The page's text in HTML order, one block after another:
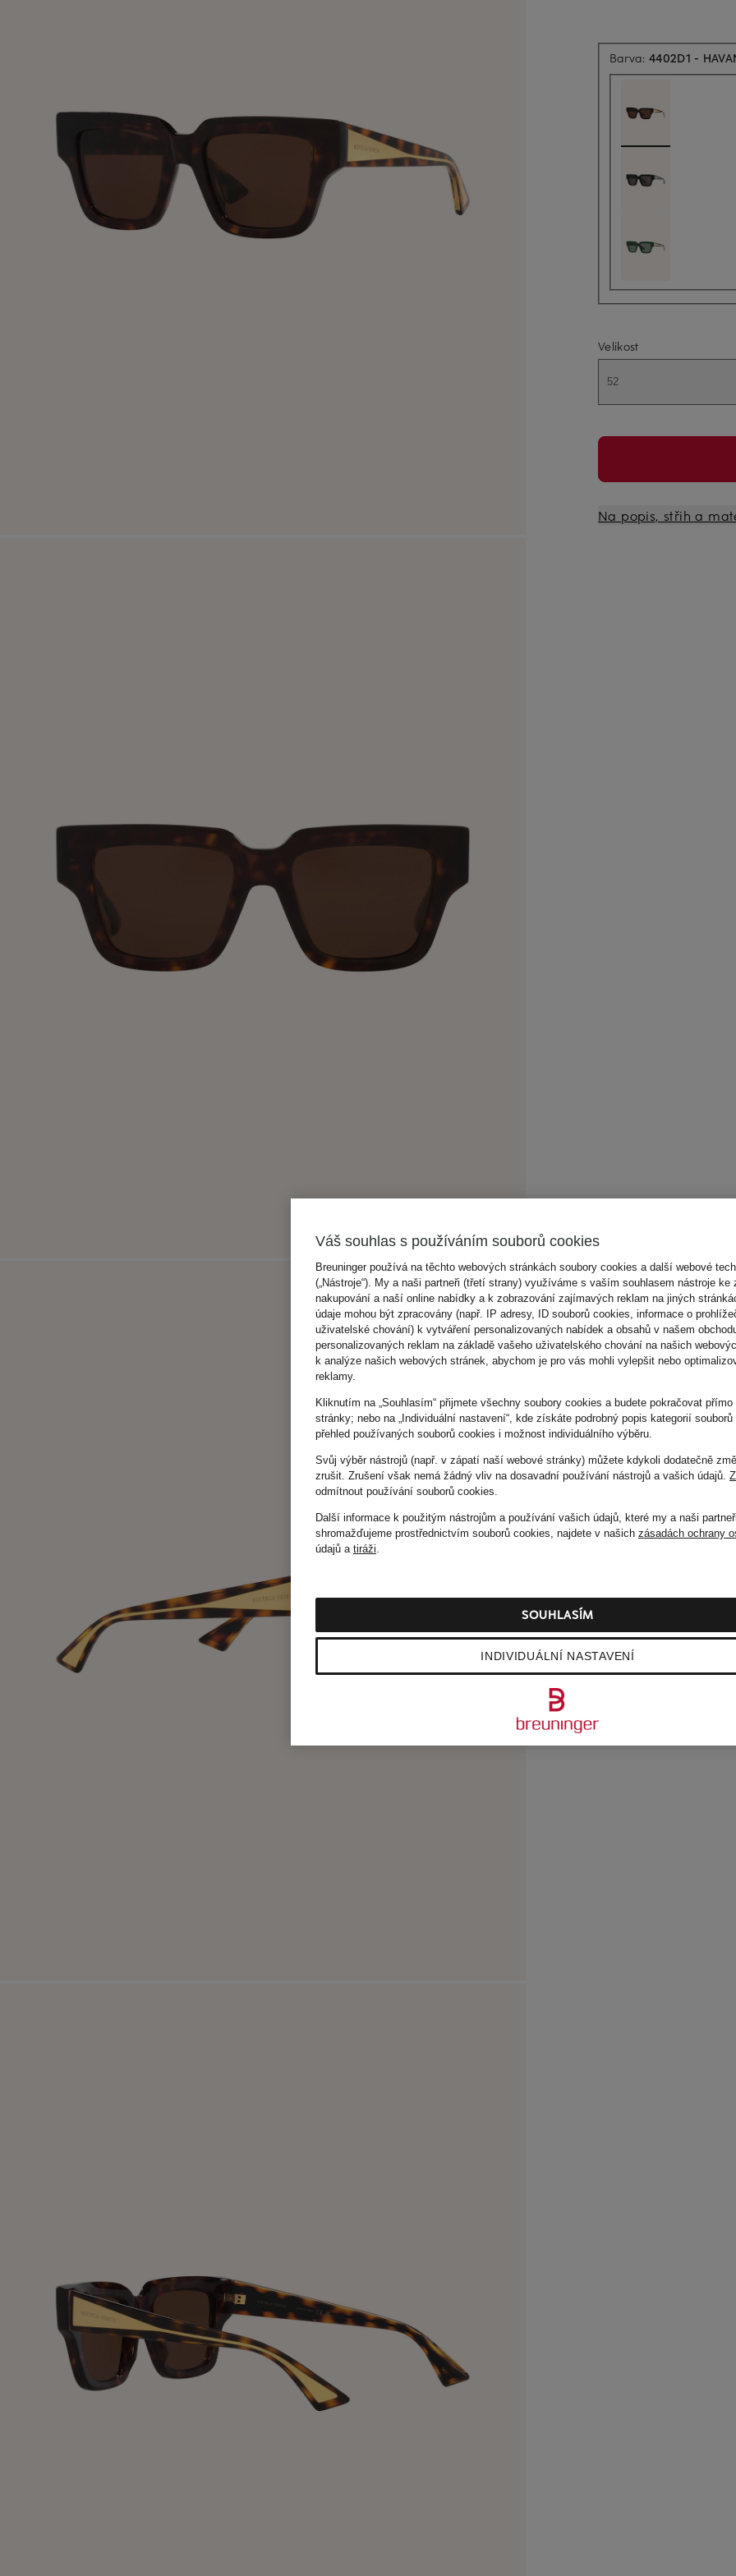
Barva:4402D1 -
Velikost
52
Na popis, střih a
Váš souhlas s používáním souborů cookies
Breuninger používá na těchto webových stránkách soubory cookies a další webové
(„Nástroje“). My a naši partneři (třetí strany) využíváme s vaším souhlasem nástroje ke
nakupování a naší online nabídky a k zobrazování zajímavých reklam na jiných
údaje mohou být zpracovány (např. IP adresy, ID souborů cookies, informace o
uživatelské chování) k vytváření personalizovaných nabídek a obsahů v našem
personalizovaných reklam na základě vašeho uživatelského chování na našich
k analýze našich webových stránek, abychom je pro vás mohli vylepšit nebo
reklamy.
Kliknutím na „Souhlasím“ přijmete všechny soubory cookies a budete pokračovat přímo
stránky; nebo na „Individuální nastavení“, kde získáte podrobný popis kategorií
přehled používaných souborů cookies i možnost individuálního výběru.
Svůj výběr nástrojů (např. v zápatí naší webové stránky) můžete kdykoli dodatečně
zrušit. Zrušení však nemá žádný vliv na dosavadní používání nástrojů a vašich údajů.
odmítnout používání souborů cookies.
Další informace k použitým nástrojům a používání vašich údajů, které my a naši partneři
shromažďujeme prostřednictvím souborů cookies, najdete v našich zásadách ochrany
údajů a tiráži.
INDIVIDUÁLNÍ NASTAVENÍ
SOUHLASÍM